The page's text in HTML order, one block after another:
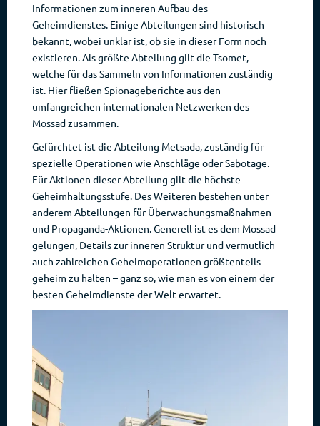
Informationen zum inneren Aufbau des
Geheimdienstes. Einige Abteilungen sind historisch
bekannt, wobei unklar ist, ob sie in dieser Form noch
existieren. Als größte Abteilung gilt die Tsomet,
welche für das Sammeln von Informationen zuständig
ist. Hier fließen Spionageberichte aus den
umfangreichen internationalen Netzwerken des
Mossad zusammen.
Gefürchtet ist die Abteilung Metsada, zuständig für
spezielle Operationen wie Anschläge oder Sabotage.
Für Aktionen dieser Abteilung gilt die höchste
Geheimhaltungsstufe. Des Weiteren bestehen unter
anderem Abteilungen für Überwachungsmaßnahmen
und Propaganda-Aktionen. Generell ist es dem Mossad
gelungen, Details zur inneren Struktur und vermutlich
auch zahlreichen Geheimoperationen größtenteils
geheim zu halten – ganz so, wie man es von einem der
besten Geheimdienste der Welt erwartet.